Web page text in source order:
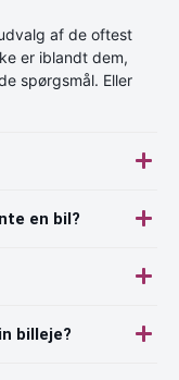
af de oftest
er iblandt dem,
spørgsmål. Eller
en bil?
billeje?